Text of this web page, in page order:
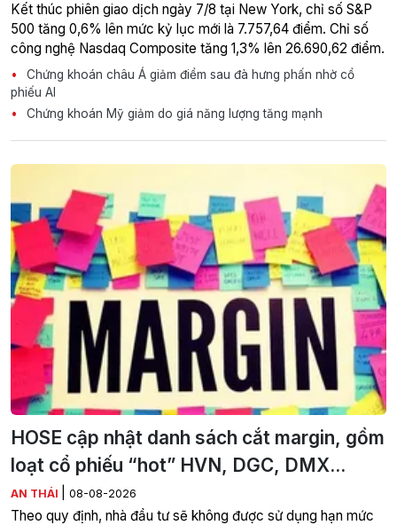
Kết thúc phiên giao dịch ngày 7/8 tại New York, chỉ số S&P
500 tăng 0,6% lên mức kỷ lục mới là 7.757,64 điểm. Chỉ số
công nghệ Nasdaq Composite tăng 1,3% lên 26.690,62 điểm.
Chứng khoán châu Á giảm điểm sau đà hưng phấn nhờ cổ
phiếu AI
Chứng khoán Mỹ giảm do giá năng lượng tăng mạnh
HOSE cập nhật danh sách cắt margin, gồm
loạt cổ phiếu “hot” HVN, DGC, DMX...
AN THÁI 08-08-2026
Theo quy định, nhà đầu tư sẽ không được sử dụng hạn mức